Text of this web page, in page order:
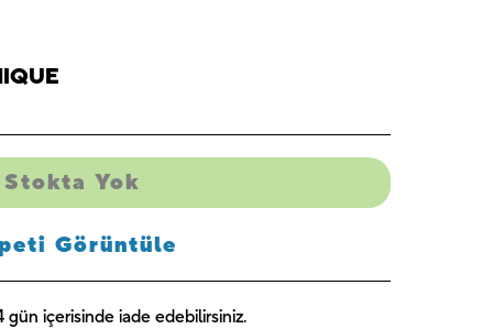
Stokta Yok
Görüntüle
gün içerisinde iade edebilirsiniz.